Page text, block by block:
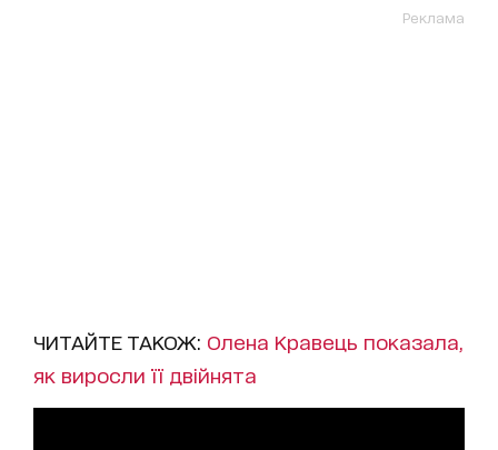
Реклама
ЧИТАЙТЕ ТАКОЖ: Олена Кравець показала,
як виросли її двійнята